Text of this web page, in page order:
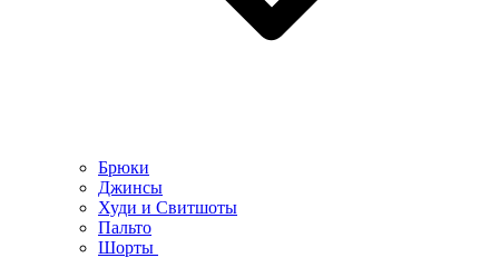
Брюки
Джинсы
Худи и Свитшоты
Пальто
Шорты